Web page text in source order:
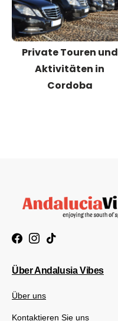
Private Touren und
Aktivitäten in
Cordoba
Über Andalusia Vibes
Über uns
Kontaktieren Sie uns